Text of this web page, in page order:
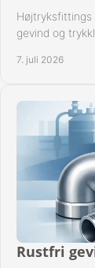
gevind og
7. juli 2026
Rustfri